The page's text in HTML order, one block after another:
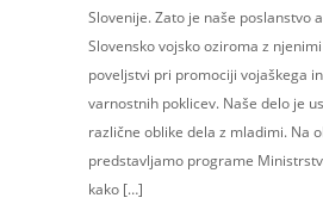
Slovenije. Zato je naše poslanstvo
Slovensko vojsko oziroma z
poveljstvi pri promociji vojaškega
varnostnih poklicev. Naše delo je
različne oblike dela z mladimi. Na
predstavljamo programe
kako […]